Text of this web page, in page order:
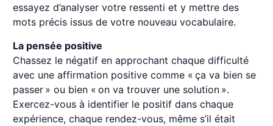
essayez d’analyser votre ressenti et y mettre des
mots précis issus de votre nouveau vocabulaire.
La pensée positive
Chassez le négatif en approchant chaque difficulté
avec une affirmation positive comme « ça va bien se
passer » ou bien « on va trouver une solution ».
Exercez-vous à identifier le positif dans chaque
expérience, chaque rendez-vous, même s’il était